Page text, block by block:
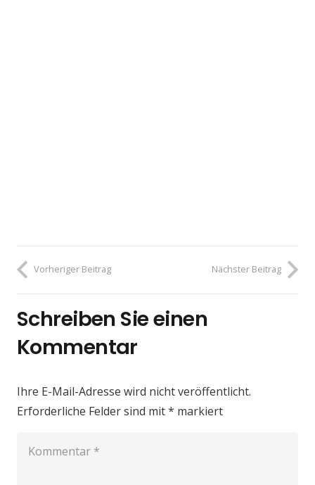
Vorheriger Beitrag Nächster Beitrag
Schreiben Sie einen
Kommentar
Ihre E-Mail-Adresse wird nicht veröffentlicht.
Erforderliche Felder sind mit* markiert